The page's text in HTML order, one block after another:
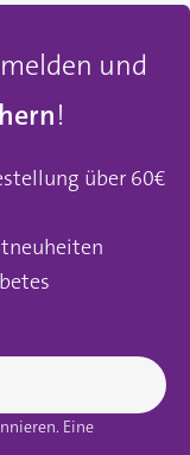
und
!
über 60€
Eine